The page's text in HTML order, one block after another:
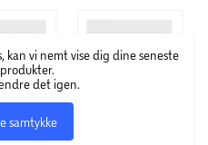
kan vi nemt vise dig dine seneste
det igen.
samtykke